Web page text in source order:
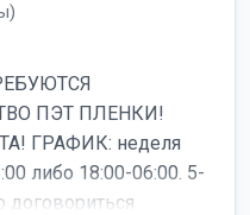
ПЭТ ПЛЕНКИ!
ГРАФИК: неделя
либо 18:00-06:00. 5-